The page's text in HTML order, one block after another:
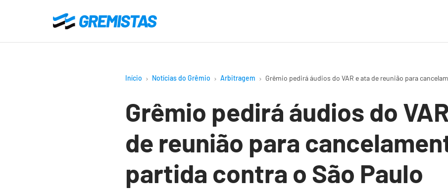
o
Gremistas
Início Notícias do Grêmio Arbitragem Grêmio pedirá áudios do VAR e ata de reunião para
Grêmio pedirá áudios do
de reunião para
partida contra o São Paulo